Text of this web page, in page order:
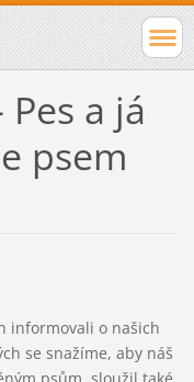
a já
psem
informovali o našich
se snažíme, aby náš